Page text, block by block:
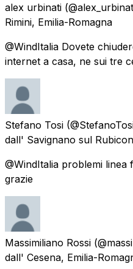
alex urbinati
Rimini, Emilia-Romagna
@WindItalia Dovete
internet a casa, ne sui tre
Stefano Tosi
dall' Savignano sul
@WindItalia problemi
grazie
Massimiliano Rossi
dall' Cesena, Emilia-